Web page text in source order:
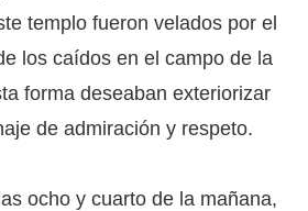
templo fueron velados por el
los caídos en el campo de la
forma deseaban exteriorizar
de admiración y respeto.
ocho y cuarto de la mañana,